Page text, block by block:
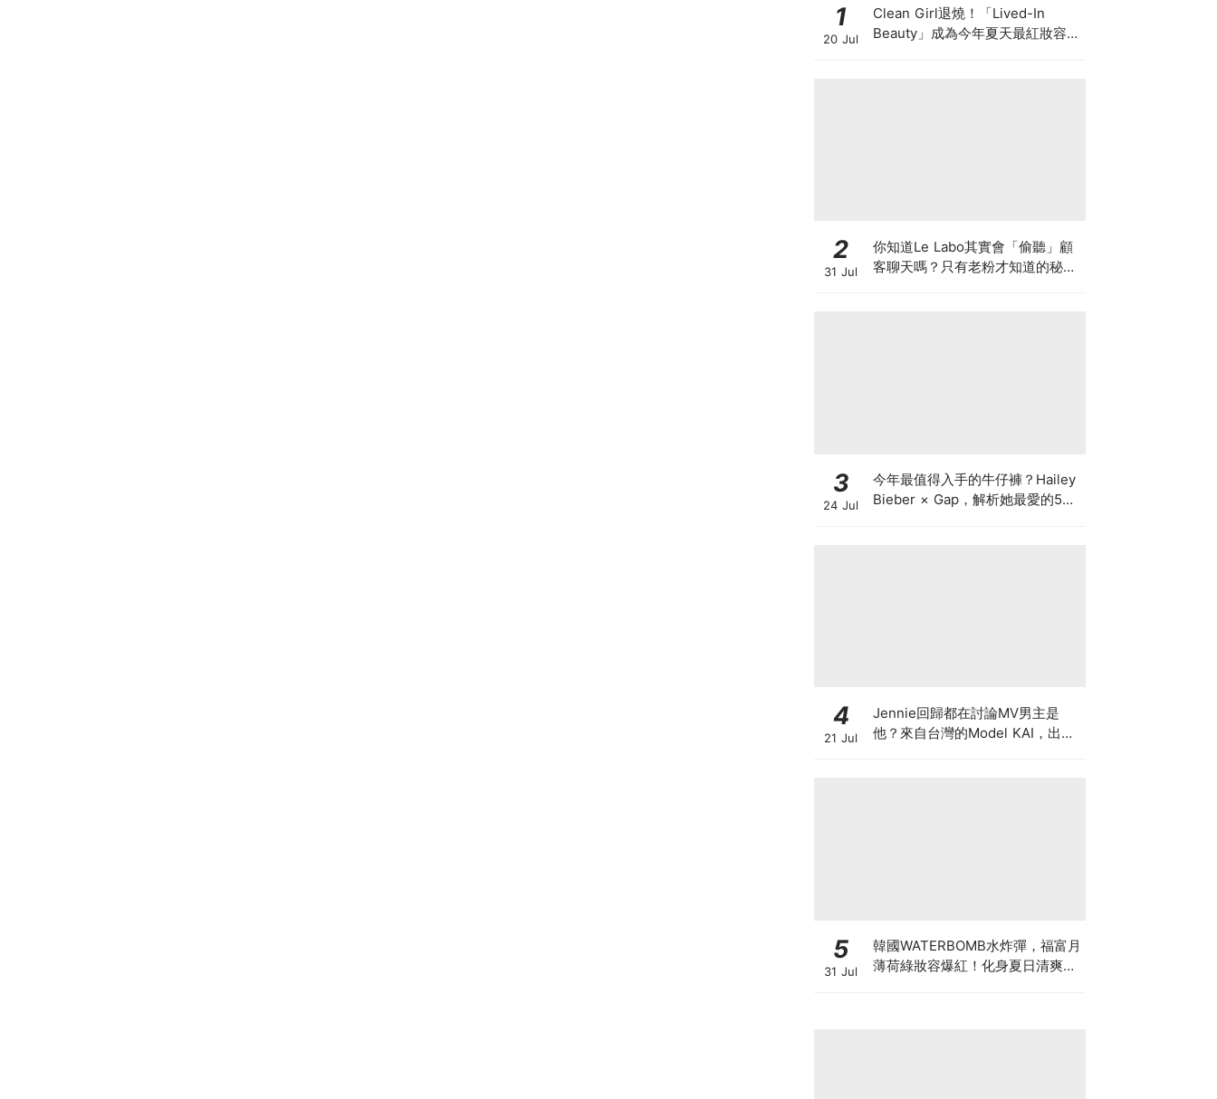
1
20 Jul
Clean Girl退燒！「Lived-In
Beauty」成為今年夏天最紅妝容，
2
31 Jul
你知道Le Labo其實會「偷聽」顧
客聊天嗎？只有老粉才知道的秘密
3
24 Jul
今年最值得入手的牛仔褲？Hailey
Bieber × Gap，解析她最愛的5種
4
21 Jul
Jennie回歸都在討論MV男主是
他？來自台灣的Model KAI，出演
5
31 Jul
韓國WATERBOMB水炸彈，福富月
薄荷綠妝容爆紅！化身夏日清爽